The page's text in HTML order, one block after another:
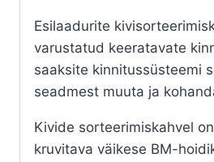
Esilaadurite
varustatud keeratavate
saaksite kinnitussüsteemi
seadmest muuta ja
Kivide sorteerimiskahvel
kruvitava väikese BM-